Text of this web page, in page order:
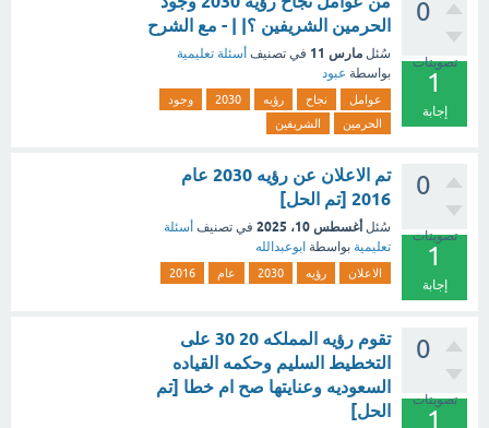
0
تصويتات
1
إجابة
الحرمين الشريفين ؟| | - مع الشرح
سُئل مارس 11 في تصنيف أسئلة تعليمية
بواسطة عبود
عوامل نجاح رؤيه 2030
وجود
الحرمين
الشريفين
0
تصويتات
1
إجابة
تم الاعلان عن رؤيه 2030 عام
2016 [تم الحل]
سُئل أغسطس 10، 2025 في تصنيف أسئلة
تعليمية بواسطة ابوعبدالله
الاعلان رؤيه 2030 عام 2016
0
تصويتات
1
تقوم رؤيه المملكه 20 30 على
التخطيط السليم وحكمه القياده
السعوديه وعنايتها صح ام خطا [تم
الحل]